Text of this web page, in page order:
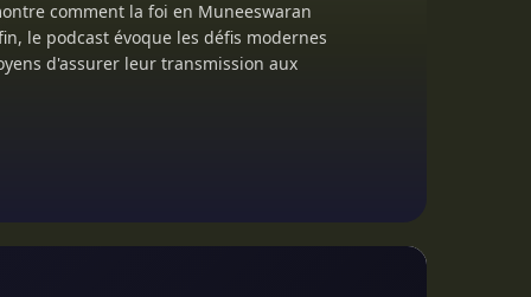
comment la foi en Muneeswaran
le podcast évoque les défis modernes
d'assurer leur transmission aux